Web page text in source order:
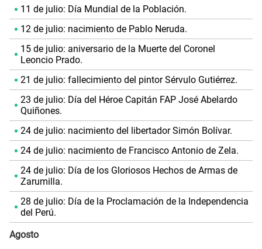
11 de julio: Día Mundial de la Población.
12 de julio: nacimiento de Pablo Neruda.
15 de julio: aniversario de la Muerte del Coronel
Leoncio Prado.
21 de julio: fallecimiento del pintor Sérvulo Gutiérrez.
23 de julio: Día del Héroe Capitán FAP José Abelardo
Quiñones.
24 de julio: nacimiento del libertador Simón Bolívar.
24 de julio: nacimiento de Francisco Antonio de Zela.
24 de julio: Día de los Gloriosos Hechos de Armas de
Zarumilla.
28 de julio: Día de la Proclamación de la Independencia
del Perú.
Agosto